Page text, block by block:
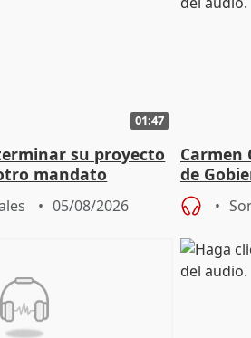
01:47
su proyecto
mandato
05/08/2026
Carmen
de
de Pérez